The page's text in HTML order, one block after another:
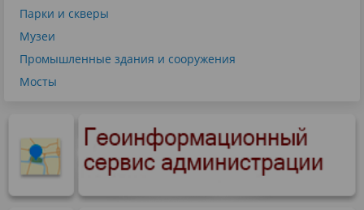
Парки и скверы
Музеи
Промышленные здания и сооружения
Мосты